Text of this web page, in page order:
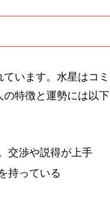
います。水星はコミ
特徴と運勢には以下
交渉や説得が上手
持っている